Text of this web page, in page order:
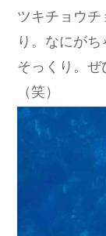
ツキチョウチ
り。なにが
そっくり。
（笑）